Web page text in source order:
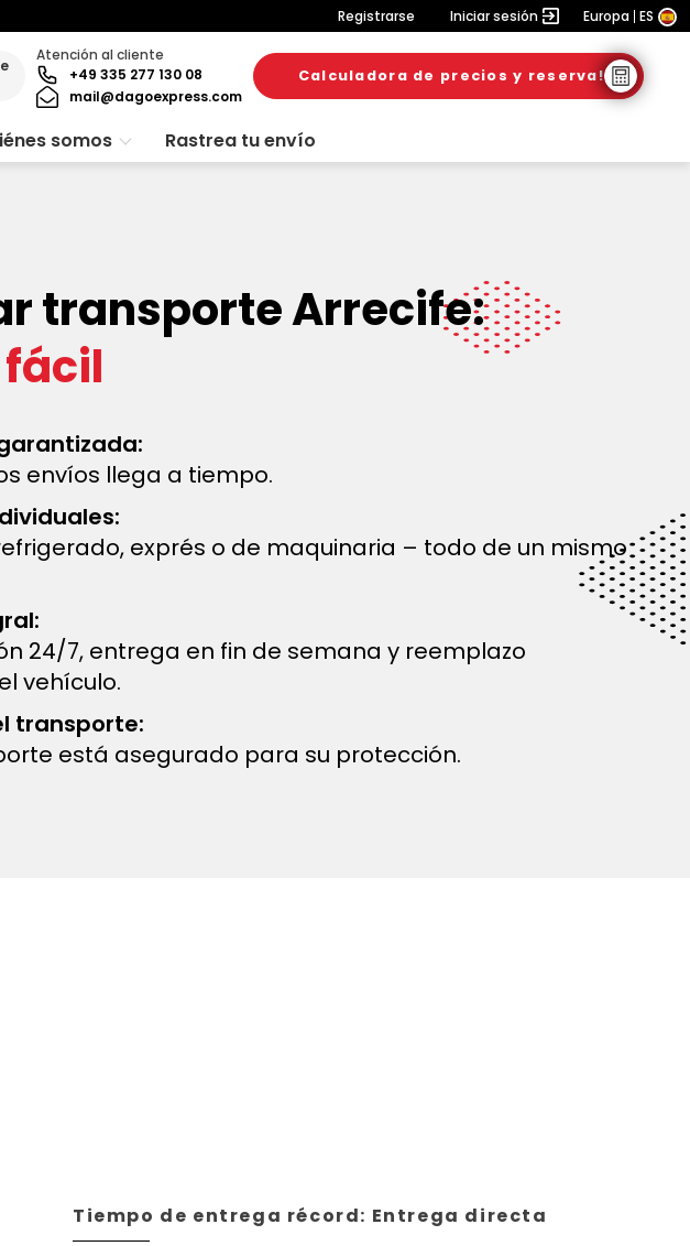
Registrarse Iniciar sesión Europa ES
Atención al cliente
+49 335 277 130 08
mail@dagoexpress.com
Calculadora de precios y reserva!
somos Rastrea tu envío
transporte Arrecife:
envíos llega a tiempo.
exprés o de maquinaria – todo de un mismo
24/7, entrega en fin de semana y reemplazo
vehículo.
transporte:
está asegurado para su protección.
Tiempo de entrega récord: Entrega directa